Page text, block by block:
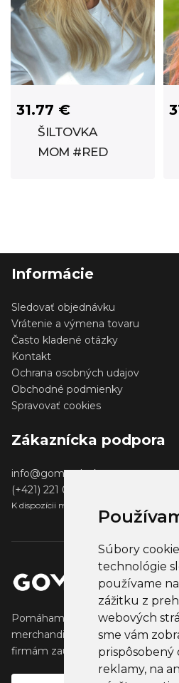
Súbory
technológie
používame
zážitku z
webových
sme vám
prispôsobený
reklamy, na
31.77 €
ŠILTOVKA
MOM #RED
Informácie
Sledovať objednávku
Vrátenie a výmena tovaru
Často kladené otázky
Kontakt
Ochrana osobných udajov
Obchodné podmienky
Spravovať cookies
Zákaznícka podpora
info@gomerch.sk
(+421) 221 001 000
K dispozícii medzi 13:00 - 14:00
Pomáhame tvorcom vytvárať a
merchandise, ktorý oslovuje ich
firmám zaujať ich klientov,